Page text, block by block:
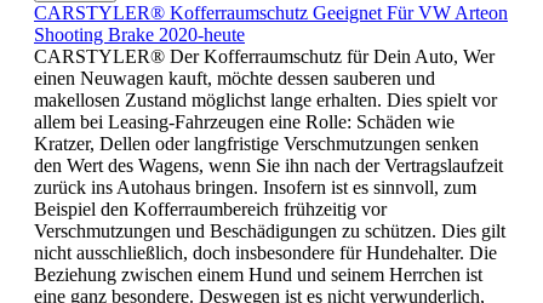
CARSTYLER® Kofferraumschutz Geeignet Für VW Arteon
Shooting Brake 2020-heute
CARSTYLER® Der Kofferraumschutz für Dein Auto, Wer
einen Neuwagen kauft, möchte dessen sauberen und
makellosen Zustand möglichst lange erhalten. Dies spielt vor
allem bei Leasing-Fahrzeugen eine Rolle: Schäden wie
Kratzer, Dellen oder langfristige Verschmutzungen senken
den Wert des Wagens, wenn Sie ihn nach der Vertragslaufzeit
zurück ins Autohaus bringen. Insofern ist es sinnvoll, zum
Beispiel den Kofferraumbereich frühzeitig vor
Verschmutzungen und Beschädigungen zu schützen. Dies gilt
nicht ausschließlich, doch insbesondere für Hundehalter. Die
Beziehung zwischen einem Hund und seinem Herrchen ist
eine ganz besondere. Deswegen ist es nicht verwunderlich,